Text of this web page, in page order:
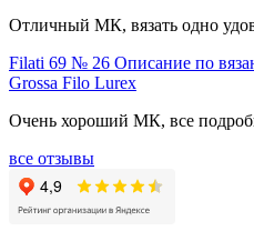
Отличный МК, вязать одно
Filati 69 № 26 Описание по
Grossa Filo Lurex
Очень хороший МК, все
все отзывы